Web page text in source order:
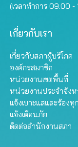
(เวลาทำการ 09.00 -
เกี่ยวกับเรา
เกี่ยวกับสภาผู้บริโภค
องค์กรสมาชิก
หน่วยงานเขตพื้นที่
หน่วยงานประจำจัง
แจ้งเบาะแสและร้องทุ
แจ้งเตือนภัย
ติดต่อสำนักงานสภา